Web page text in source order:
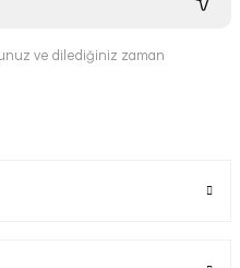
ve dilediğiniz zaman